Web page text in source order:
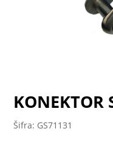
KONEKTOR
Šifra: GS71131